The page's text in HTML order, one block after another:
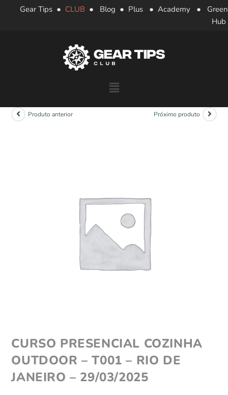
Gear Tips ● CLUB ● Blog ● Plus ● Academy ●
Green
Hub
Produto anterior Próximo produto
CURSO PRESENCIAL COZINHA
OUTDOOR – T001 – RIO DE
JANEIRO – 29/03/2025